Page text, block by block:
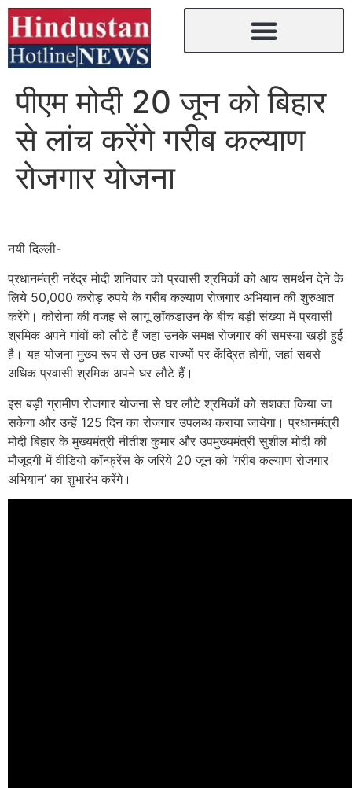
पीएम मोदी 20 जून को बिहार
से लांच करेंगे गरीब कल्याण
रोजगार योजना
नयी दिल्ली-
प्रधानमंत्री नरेंद्र मोदी शनिवार को प्रवासी श्रमिकों को आय समर्थन देने के
लिये 50,000 करोड़ रुपये के गरीब कल्याण रोजगार अभियान की शुरुआत
करेंगे। कोरोना की वजह से लागू ल़ॉकडाउन के बीच बड़ी संख्या में प्रवासी
श्रमिक अपने गांवों को लौटे हैं जहां उनके समक्ष रोजगार की समस्या खड़ी हुई
है। यह योजना मुख्य रूप से उन छह राज्यों पर केंद्रित होगी, जहां सबसे
अधिक प्रवासी श्रमिक अपने घर लौटे हैं।
इस बड़ी ग्रामीण रोजगार योजना से घर लौटे श्रमिकों को सशक्त किया जा
सकेगा और उन्हें 125 दिन का रोजगार उपलब्ध कराया जायेगा। प्रधानमंत्री
मोदी बिहार के मुख्यमंत्री नीतीश कुमार और उपमुख्यमंत्री सुशील मोदी की
मौजूदगी में वीडियो कॉन्फ्रेंस के जरिये 20 जून को ‘गरीब कल्याण रोजगार
अभियान’ का शुभारंभ करेंगे।